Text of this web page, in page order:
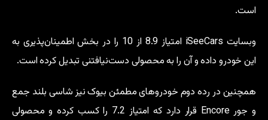
است.
وبسایت iSeeCars امتیاز 8.9 از 10 را در بخش اطمینان‌پذیری به
این خودرو داده و آن را به محصولی دست‌نیافتنی تبدیل کرده است.
همچنین در رده دوم خودروهای مطمئن بیوک نیز شاسی بلند جمع
و جور Encore قرار دارد که امتیاز 7.2 را کسب کرده و محصولی